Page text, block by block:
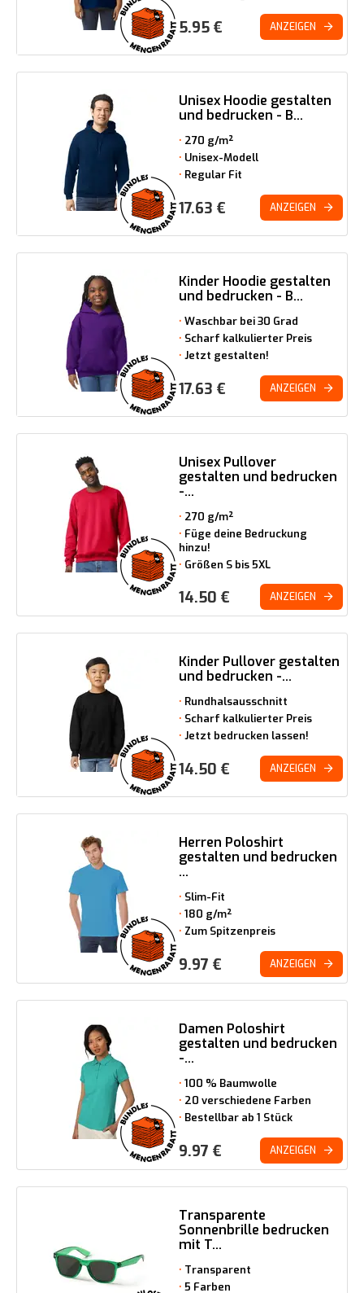
5.95 € ANZEIGEN
Unisex Hoodie gestalten
und bedrucken - B...
270 g/m²
Unisex-Modell
Regular Fit
17.63 € ANZEIGEN
Kinder Hoodie gestalten
und bedrucken - B...
Waschbar bei 30 Grad
Scharf kalkulierter Preis
Jetzt gestalten!
17.63 € ANZEIGEN
Unisex Pullover
gestalten und bedrucken
-...
270 g/m²
Füge deine Bedruckung
hinzu!
Größen S bis 5XL
14.50 € ANZEIGEN
Kinder Pullover gestalten
und bedrucken -...
Rundhalsausschnitt
Scharf kalkulierter Preis
Jetzt bedrucken lassen!
14.50 € ANZEIGEN
Herren Poloshirt
gestalten und bedrucken
...
Slim-Fit
180 g/m²
Zum Spitzenpreis
9.97 € ANZEIGEN
Damen Poloshirt
gestalten und bedrucken
-...
100 % Baumwolle
20 verschiedene Farben
Bestellbar ab 1 Stück
9.97 € ANZEIGEN
Transparente
Sonnenbrille bedrucken
mit T...
Transparent
5 Farben